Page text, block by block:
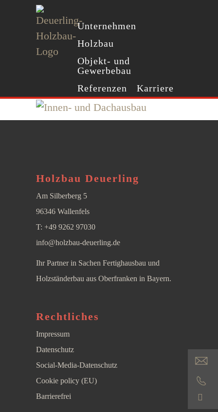
Unternehmen
Holzbau
Objekt- und
Gewerbebau
Referenzen
Karriere
Holzbau Deuerling
Am Silberberg 5
96346 Wallenfels
T: +49 9262 97030
info@holzbau-deuerling.de
Ihr Partner in Sachen Fertighausbau und
Holzständerbau aus Oberfranken in Bayern.
Rechtliches
Impressum
Datenschutz
Social-Media-Datenschutz
Cookie policy (EU)
Barrierefrei